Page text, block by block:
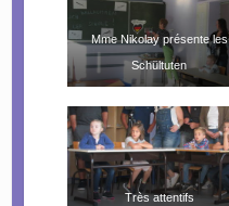
Mme Nikolay présente les
Schültuten
Très attentifs